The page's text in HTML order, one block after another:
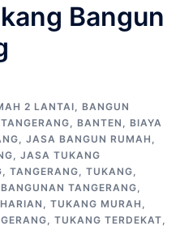
Bangun
2 LANTAI, BANGUN
, BANTEN , BIAYA
, JASA BANGUN RUMAH ,
, JASA TUKANG
, TANGERANG, TUKANG,
TANGERANG,
, TUKANG MURAH ,
, TUKANG TERDEKAT,